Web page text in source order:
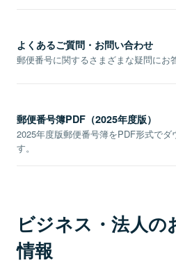
よくあるご質問・お問い合わせ
郵便番号に関するさまざまな疑問にお
郵便番号簿PDF（2025年度版）
2025年度版郵便番号簿をPDF形式でダ
す。
ビジネス・法人の
情報